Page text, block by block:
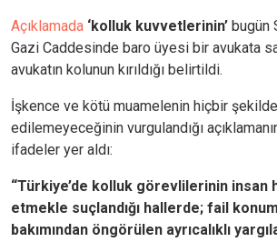
Açıklamada ‘kolluk kuvvetlerinin’ bugün
Gazi Caddesinde baro üyesi bir avukata
avukatın kolunun kırıldığı belirtildi.
İşkence ve kötü muamelenin hiçbir
edilemeyeceğinin vurgulandığı
ifadeler yer aldı:
“Türkiye’de kolluk görevlilerinin insan
etmekle suçlandığı hallerde; fail
bakımından öngörülen ayrıcalıklı